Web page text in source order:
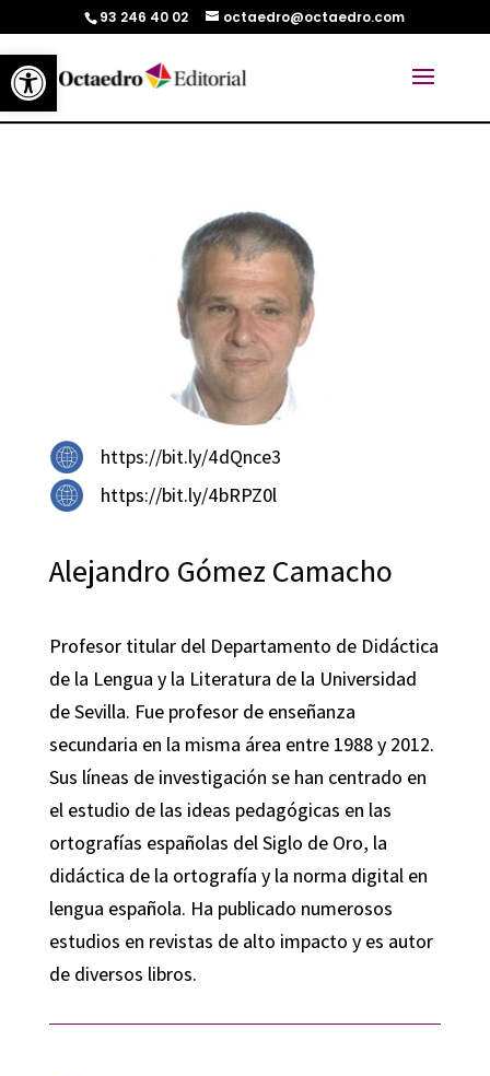
Abrir barra de herramientas
93 246 40 02 octaedro@octaedro.com
https://bit.ly/4dQnce3
https://bit.ly/4bRPZ0l
Alejandro Gómez Camacho
Profesor titular del Departamento de Didáctica
de la Lengua y la Literatura de la Universidad
de Sevilla. Fue profesor de enseñanza
secundaria en la misma área entre 1988 y 2012.
Sus líneas de investigación se han centrado en
el estudio de las ideas pedagógicas en las
ortografías españolas del Siglo de Oro, la
didáctica de la ortografía y la norma digital en
lengua española. Ha publicado numerosos
estudios en revistas de alto impacto y es autor
de diversos libros.